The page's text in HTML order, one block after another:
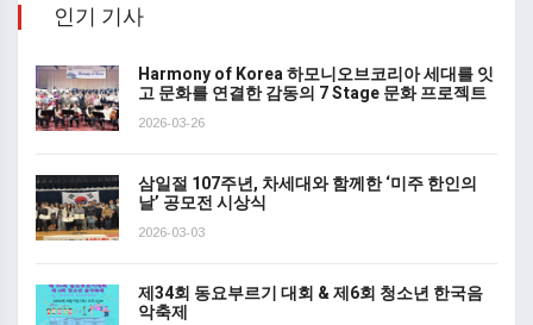
인기 기사
Harmony of Korea 하모니오브코리아 세대를 잇
고 문화를 연결한 감동의 7 Stage 문화 프로젝트
2026-03-26
삼일절 107주년, 차세대와 함께한 ‘미주 한인의
날’ 공모전 시상식
2026-03-03
제34회 동요부르기 대회 & 제6회 청소년 한국음
악축제